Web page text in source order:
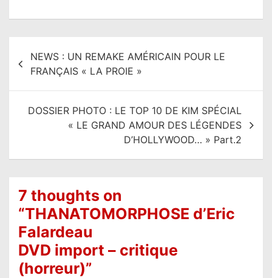
t
NEWS : UN REMAKE AMÉRICAIN POUR LE
FRANÇAIS « LA PROIE »
DOSSIER PHOTO : LE TOP 10 DE KIM SPÉCIAL
« LE GRAND AMOUR DES LÉGENDES
D’HOLLYWOOD… » Part.2
7 thoughts on
“THANATOMORPHOSE d’Eric
Falardeau
DVD import – critique
(horreur)”